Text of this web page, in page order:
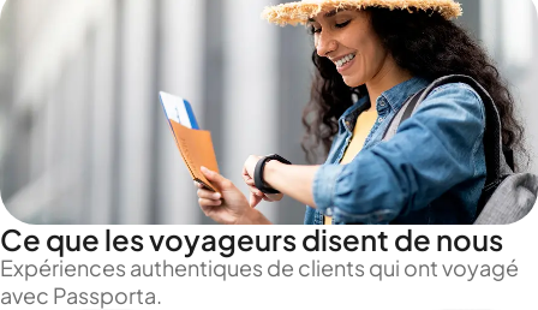
Ce que les voyageurs disent de nous
Expériences authentiques de clients qui ont voyagé
avec Passporta.